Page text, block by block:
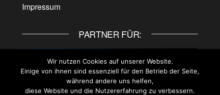
Impressum
PARTNER FÜR:
Wir nutzen Cookies auf unserer Website.
Einige von ihnen sind essenziell für den Betrieb der Seite,
während andere uns helfen,
diese Website und die Nutzererfahrung zu verbessern.